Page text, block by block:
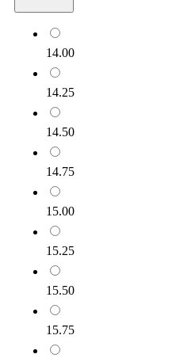
14.00
14.25
14.50
14.75
15.00
15.25
15.50
15.75